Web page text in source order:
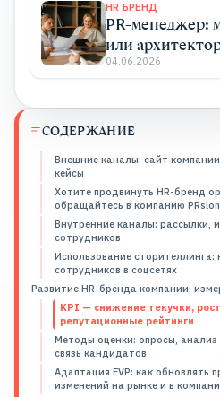
СОДЕРЖАНИЕ
Внешние каналы: сайт
кейсы
Хотите продвинуть HR-бренд
обращайтесь в компанию
Внутренние каналы: рассылки,
сотрудников
Использование сторителлинга:
сотрудников в соцсетях
Развитие HR-бренда компании:
KPI — снижение текучки,
репутационные рейтинги
Методы оценки: опросы, анализ
связь кандидатов
Адаптация EVP: как обновлять
изменений на рынке и в
HR БРЕНД
PR-менеджер:
или
бренда?
04.06.2026